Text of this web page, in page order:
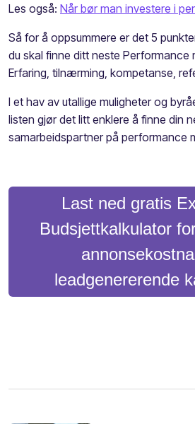
Les også: Når bør man investere i
Så for å oppsummere er det 5
du skal finne ditt neste Performance
Erfaring, tilnærming, kompetanse,
I et hav av utallige muligheter og
listen gjør det litt enklere å finne din
samarbeidspartner på performance
Last ned gratis
Budsjettkalkulator
leadgenererende